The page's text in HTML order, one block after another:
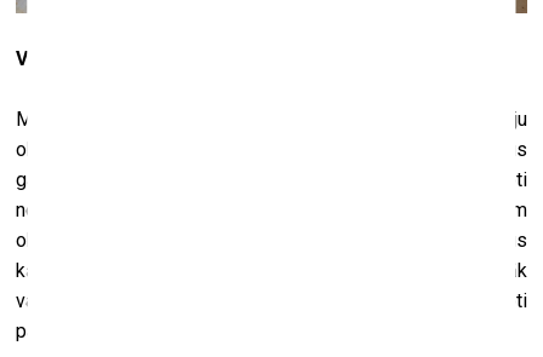
Vai esi jau iepriekš strādājusi ar mālu?
Man vienmēr paticis izmantot dažādus materiālus – veidoju
objektus no maizes, izmantoju koku u.tml. Jau kādus divus
gadus man gribējās pamēģināt mālu – tas ir tik ļoti
nomierinošs materiāls. Ir doma pievērsties mazajiem
objektiem arī nākotnē un taisīt dekoratīvās vāzes – objektus
kā skulptūras no māla. Man apmēram ir skaidrs, ko es tālāk
varētu darīt, kā tām vāzēm būtu jāizskatās. Un man tas ļoti
patīk – mīcīšana, lipināšana utt.